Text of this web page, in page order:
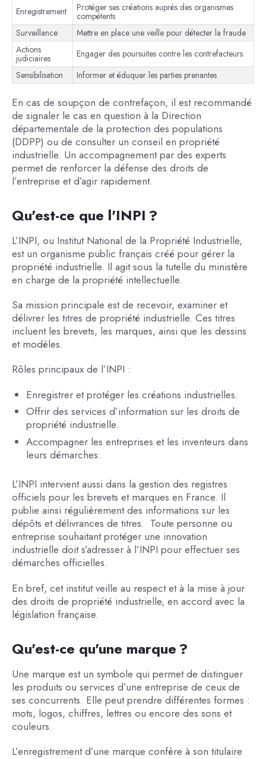
Enregistrement Protéger ses créations auprès des organismes
compétents
Surveillance
Mettre en place une veille pour détecter la fraude
Actions
judiciaires
Engager des poursuites contre les contrefacteurs
Sensibilisation
Informer et éduquer les parties prenantes
En cas de soupçon de contrefaçon, il est recommandé
de signaler le cas en question à la Direction
départementale de la protection des populations
(DDPP) ou de consulter un conseil en propriété
industrielle. Un accompagnement par des experts
permet de renforcer la défense des droits de
l’entreprise et d’agir rapidement.
Qu'est-ce que l'INPI ?
L’INPI, ou Institut National de la Propriété Industrielle,
est un organisme public français créé pour gérer la
propriété industrielle. Il agit sous la tutelle du ministère
en charge de la propriété intellectuelle.
Sa mission principale est de recevoir, examiner et
délivrer les titres de propriété industrielle. Ces titres
incluent les brevets, les marques, ainsi que les dessins
et modèles.
Rôles principaux de l’INPI :
Enregistrer et protéger les créations industrielles.
Offrir des services d’information sur les droits de
propriété industrielle.
Accompagner les entreprises et les inventeurs dans
leurs démarches.
L’INPI intervient aussi dans la gestion des registres
officiels pour les brevets et marques en France. Il
publie ainsi régulièrement des informations sur les
dépôts et délivrances de titres. Toute personne ou
entreprise souhaitant protéger une innovation
industrielle doit s’adresser à l’INPI pour effectuer ses
démarches officielles.
En bref, cet institut veille au respect et à la mise à jour
des droits de propriété industrielle, en accord avec la
législation française.
Qu'est-ce qu'une marque ?
Une marque est un symbole qui permet de distinguer
les produits ou services d’une entreprise de ceux de
ses concurrents. Elle peut prendre différentes formes :
mots, logos, chiffres, lettres ou encore des sons et
couleurs.
L’enregistrement d’une marque confère à son titulaire